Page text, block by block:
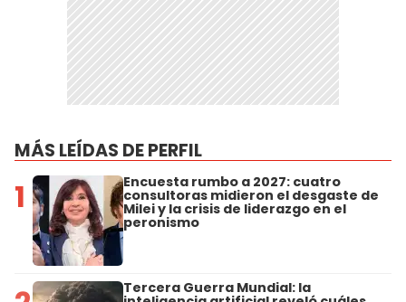
MÁS LEÍDAS DE PERFIL
1 Encuesta rumbo a 2027: cuatro
consultoras midieron el desgaste de
Milei y la crisis de liderazgo en el
peronismo
Tercera Guerra Mundial: la